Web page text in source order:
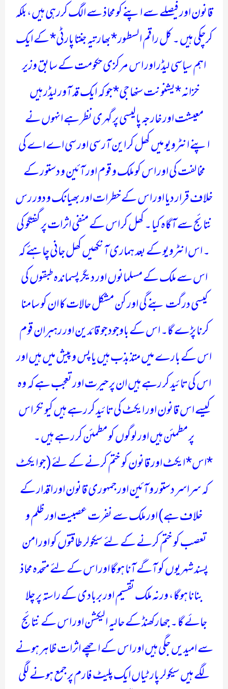
قانون اور فیصلے سے اپنے کو محاذ سے الگ کررہی ہیں، بلکہ
کرچکی ہیں ۔ کل راقم السطور *بھارتیہ جنتا پارٹی* کے ایک
اہم سیاسی لیڈر اور اس مرکزی حکومت کے سابق وزیر
خزانہ *یشنونت سنھا جی* جو کہ ایک قد آور لیڈر ہیں
معیشت اور خارجہ پالیسی پر گہری نظر ہے انہوں نے
اپنے انٹرویو میں کھل کر این آر سی اور سی اے اے کی
مخالفت کی اور اس کو ملک و قوم اور آئین و دستور کے
خلاف قرار دیا اور اس کے خطرات اور بھیانک و دور رس
نتائج سے آگاہ کیا ۔ کھل کر اس کے منفی اثرات پر گفتگو کی
۔ اس انٹرویو کے بعد ہماری آنکھیں کھل جانی چاہئے کہ
اس سے ملک کے مسلمانوں اور دیگر پسماندہ طبقوں کی
کیسی درگت بنے گی اور کن مشکل حالات کا ان کو سامنا
کرنا پڑے گا۔ اس کے باوجود جو قائدین اور رہبران قوم
اس کے بارے میں متذبذب ہیں یا پس و پیش میں ہیں اور
اس کی تائید کر رہے ہیں ان پر حیرت اور تعجب ہے کہ وہ
کیسے اس قانون اور ایکٹ کی تائید کر رہے ہیں کیونکر اس
پر مطمئن ہیں اور لوگوں کو مطمئن کر رہے ہیں ۔
*اس* ایکٹ اور قانون کو ختم کرنے کے لئے( جو ایکٹ
کہ سراسر دستور و آئین اور جمہوری قانون اور اقدار کے
خلاف ہے) اور ملک سے نفرت عصبیت اور ظلم و
تعصب کو ختم کرنے کے لئے سیکولر طاقتوں کو اور امن
پسند شہریوں کو آگے آنا ہوگا اور اس کے لئے متحدہ محاذ
بنانا ہوگا، ورنہ ملک تقسیم اور بربادی کے راستہ پر چلا
جائے گا ۔ جھارکھنڈ کے حالیہ الیکشن اور اس کے نتائج
سے امیدیں جگی ہیں اور اس کے اچھے اثرات ظاہر ہونے
لگے ہیں سیکولر پارٹیاں ایک پلیٹ فارم پر جمع ہونے لگی